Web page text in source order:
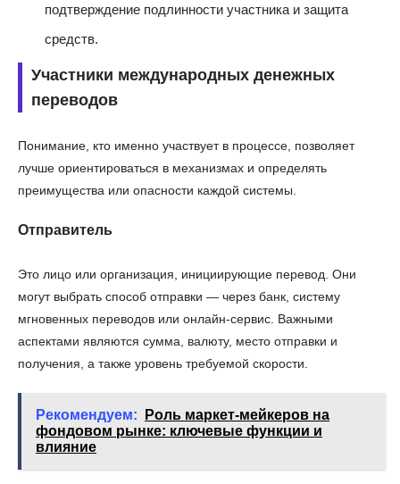
подтверждение подлинности участника и защита
средств.
Участники международных денежных
переводов
Понимание, кто именно участвует в процессе, позволяет
лучше ориентироваться в механизмах и определять
преимущества или опасности каждой системы.
Отправитель
Это лицо или организация, инициирующие перевод. Они
могут выбрать способ отправки — через банк, систему
мгновенных переводов или онлайн-сервис. Важными
аспектами являются сумма, валюту, место отправки и
получения, а также уровень требуемой скорости.
Рекомендуем:
Роль маркет-мейкеров на
фондовом рынке: ключевые функции и
влияние